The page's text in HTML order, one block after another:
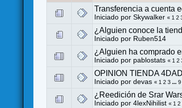
Transferencia a cuenta
Iniciado porSkywalker « 1 2
¿Alguien conoce la
Iniciado por Ruben514
¿Alguien ha comprado
Iniciado por pablostats « 1 2
OPINION TIENDA
Iniciado pordevas « 1 2 3 ...9
¿Reedición de Srar
Iniciado por4lexNihilist « 1 2